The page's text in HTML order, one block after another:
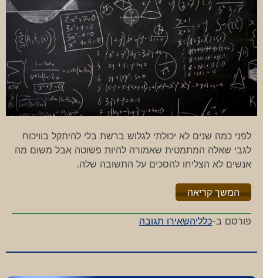
לפני כמה שנים לא יכולתי לגלוש ברשת בלי להיתקל בוויכוח
לגבי שאלה המתמטית שאמורה להיות פשוטה אבל משום מה
אנשים לא הצליחו להסכים על התשובה שלה.
המשך קריאה"%s"
פורסם ב-כלליהשאירו תגובה